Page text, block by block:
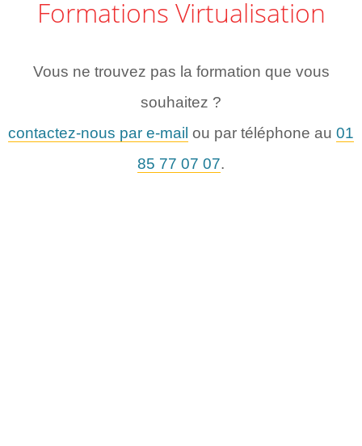
Formations Virtualisation
Vous ne trouvez pas la formation que vous
souhaitez ?
contactez-nous par e-mail ou par téléphone au 01
85 77 07 07.